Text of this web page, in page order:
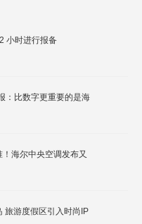
小时进行报备
：比数字更重要的是海
海尔中央空调发布又
旅游度假区引入时尚IP